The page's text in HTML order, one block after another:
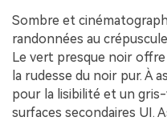
Sombre et
randonnées au
Le vert presque noir
la rudesse du noir pur. À
pour la lisibilité et un
surfaces secondaires UI.